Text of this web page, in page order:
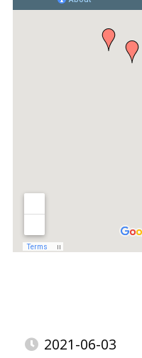
2021-06-03